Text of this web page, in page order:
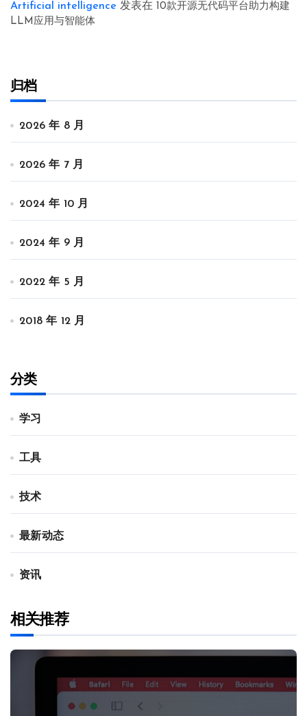
Artificial intelligence 发表在 10款开源无代码平台助力构建
LLM应用与智能体
归档
2026 年 8 月
2026 年 7 月
2024 年 10 月
2024 年 9 月
2022 年 5 月
2018 年 12 月
分类
学习
工具
技术
最新动态
资讯
相关推荐